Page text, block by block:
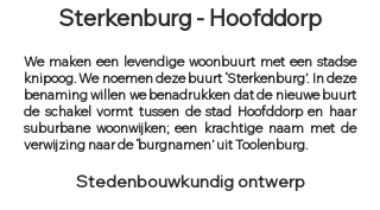
Sterkenburg - Hoofddorp
We maken een levendige woonbuurt met een stadse
knipoog. We noemen deze buurt ‘Sterkenburg’. In deze
benaming willen we benadrukken dat de nieuwe buurt
de schakel vormt tussen de stad Hoofddorp en haar
suburbane woonwijken; een krachtige naam met de
verwijzing naar de ‘burgnamen’ uit Toolenburg.
Stedenbouwkundig ontwerp